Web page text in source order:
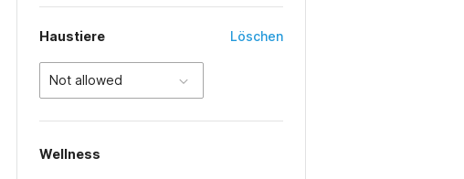
Haustiere Löschen
Not allowed
Wellness